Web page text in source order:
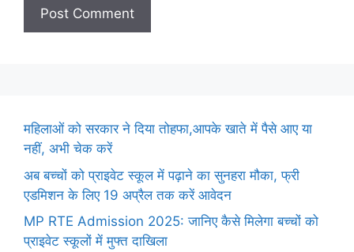
महिलाओं को सरकार ने दिया तोहफा,आपके खाते में पैसे आए या
नहीं, अभी चेक करें
अब बच्चों को प्राइवेट स्कूल में पढ़ाने का सुनहरा मौका, फ्री
एडमिशन के लिए 19 अप्रैल तक करें आवेदन
MP RTE Admission 2025: जानिए कैसे मिलेगा बच्चों को
प्राइवेट स्कूलों में मुफ्त दाखिला